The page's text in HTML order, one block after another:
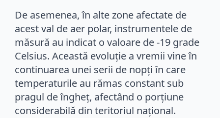
De asemenea, în alte zone afectate de
acest val de aer polar, instrumentele de
măsură au indicat o valoare de -19 grade
Celsius. Această evoluție a vremii vine în
continuarea unei serii de nopți în care
temperaturile au rămas constant sub
pragul de îngheț, afectând o porțiune
considerabilă din teritoriul național.